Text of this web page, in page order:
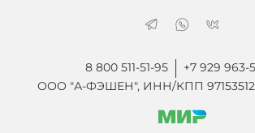
8 800 511-51-95
+7 929 963-
ООО "А-ФЭШЕН", ИНН/КПП